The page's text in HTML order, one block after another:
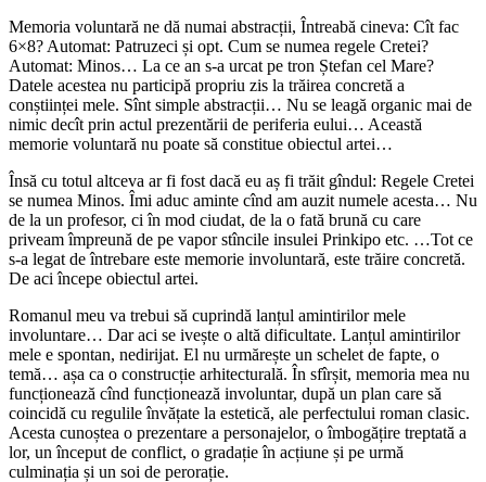
Memoria voluntară ne dă numai abstracții, Întreabă cineva: Cît fac
6×8? Automat: Patruzeci și opt. Cum se numea regele Cretei?
Automat: Minos… La ce an s-a urcat pe tron Ștefan cel Mare?
Datele acestea nu participă propriu zis la trăirea concretă a
conștiinței mele. Sînt simple abstracții… Nu se leagă organic mai de
nimic decît prin actul prezentării de periferia eului… Această
memorie voluntară nu poate să constitue obiectul artei…
Însă cu totul altceva ar fi fost dacă eu aș fi trăit gîndul: Regele Cretei
se numea Minos. Îmi aduc aminte cînd am auzit numele acesta… Nu
de la un profesor, ci în mod ciudat, de la o fată brună cu care
priveam împreună de pe vapor stîncile insulei Prinkipo etc. …Tot ce
s-a legat de întrebare este memorie involuntară, este trăire concretă.
De aci începe obiectul artei.
Romanul meu va trebui să cuprindă lanțul amintirilor mele
involuntare… Dar aci se ivește o altă dificultate. Lanțul amintirilor
mele e spontan, nedirijat. El nu urmărește un schelet de fapte, o
temă… așa ca o construcție arhitecturală. În sfîrșit, memoria mea nu
funcționează cînd funcționează involuntar, după un plan care să
coincidă cu regulile învățate la estetică, ale perfectului roman clasic.
Acesta cunoștea o prezentare a personajelor, o îmbogățire treptată a
lor, un început de conflict, o gradație în acțiune și pe urmă
culminația și un soi de perorație.